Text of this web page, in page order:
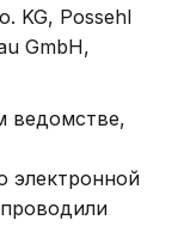
KG, Possehl
GmbH,
ведомстве,
электронной